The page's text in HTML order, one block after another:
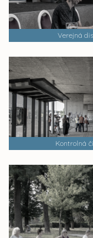
Verejná
Kontrolná